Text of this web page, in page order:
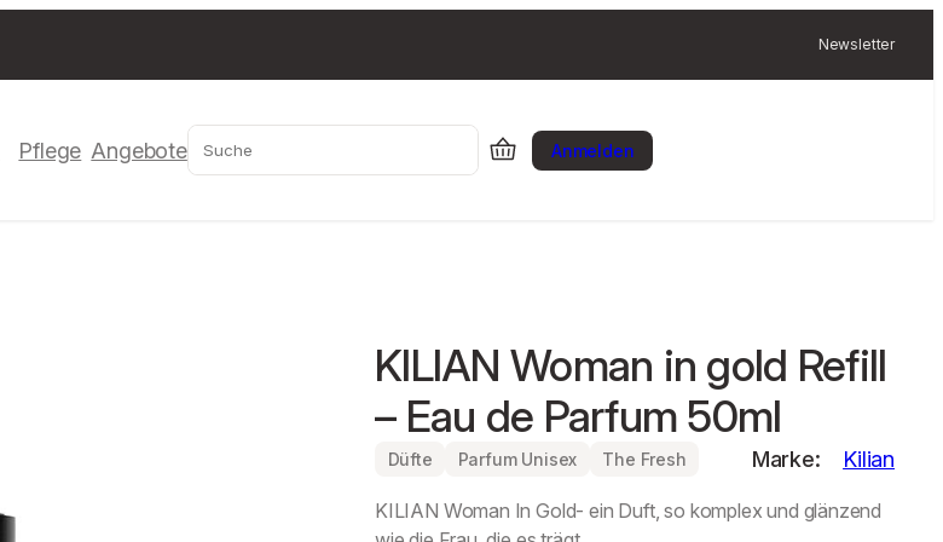
Newsletter
Pflege Angebote Suchen Anmelden
KILIAN Woman in gold Refill
– Eau de Parfum 50ml
Düfte Parfum Unisex The Fresh Marke: Kilian
KILIAN Woman In Gold- ein Duft, so komplex und glänzend